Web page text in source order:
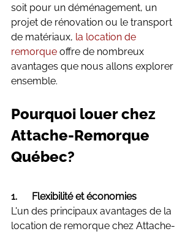
soit pour un déménagement, un
projet de rénovation ou le transport
de matériaux, la location de
remorque offre de nombreux
avantages que nous allons explorer
ensemble.
Pourquoi louer chez
Attache-Remorque
Québec?
1.      Flexibilité et économies
L'un des principaux avantages de la
location de remorque chez Attache-